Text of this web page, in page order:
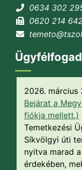
0634 302
0620 214
2026. március
Bejárat a
fiókja mellett.)
Temetkezési
Síkvölgyi úti
nyitva marad
érdekében,